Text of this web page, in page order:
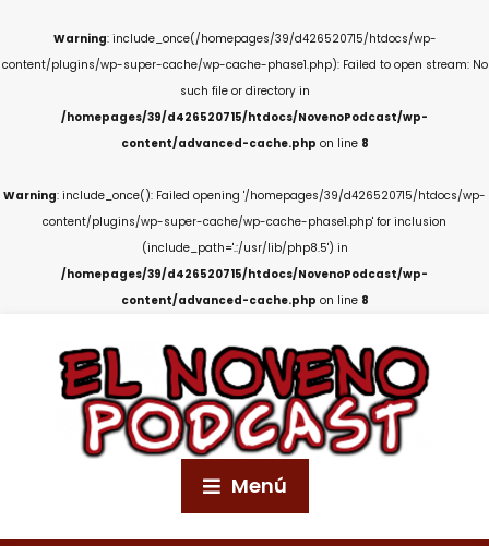
Warning: include_once(/homepages/39/d426520715/htdocs/wp-
content/plugins/wp-super-cache/wp-cache-phase1.php): Failed to open stream: No
such file or directory in
/homepages/39/d426520715/htdocs/NovenoPodcast/wp-
content/advanced-cache.php on line 8
Warning: include_once(): Failed opening '/homepages/39/d426520715/htdocs/wp-
content/plugins/wp-super-cache/wp-cache-phase1.php' for inclusion
(include_path='.:/usr/lib/php8.5') in
/homepages/39/d426520715/htdocs/NovenoPodcast/wp-
content/advanced-cache.php on line 8
Menú